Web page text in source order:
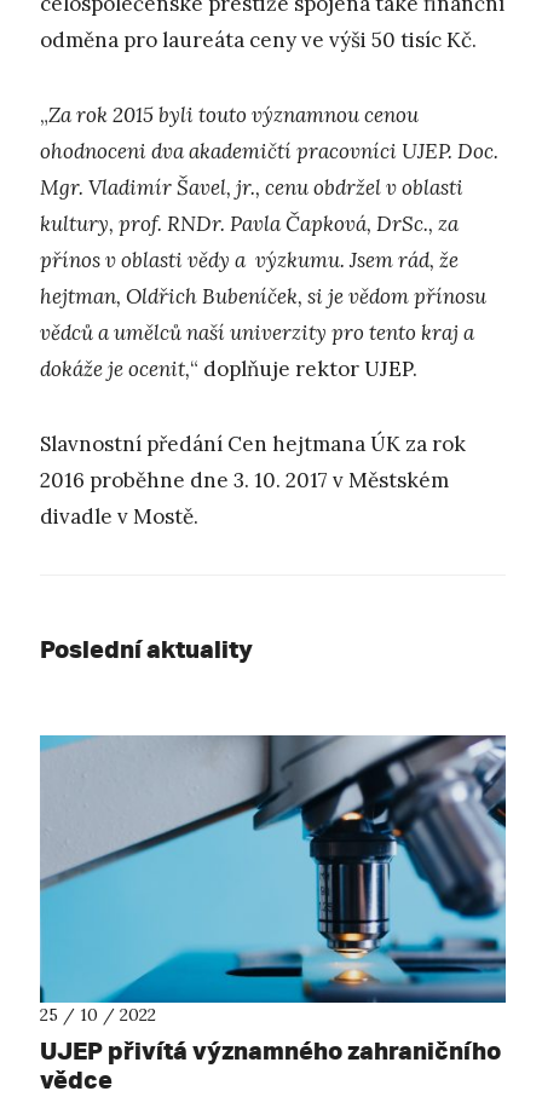
odměna pro laureáta ceny ve výši 50 tisíc Kč.
„Za rok 2015 byli touto významnou cenou
ohodnoceni dva akademičtí pracovníci UJEP. Doc.
Mgr. Vladimír Šavel, jr., cenu obdržel v oblasti
kultury, prof. RNDr. Pavla Čapková, DrSc., za
přínos v oblasti vědy a výzkumu. Jsem rád, že
hejtman, Oldřich Bubeníček, si je vědom přínosu
vědců a umělců naší univerzity pro tento kraj a
dokáže je ocenit,“ doplňuje rektor UJEP.
Slavnostní předání Cen hejtmana ÚK za rok
2016 proběhne dne 3. 10. 2017 v Městském
divadle v Mostě.
Poslední aktuality
25 / 10 / 2022
UJEP přivítá významného zahraničního
vědce